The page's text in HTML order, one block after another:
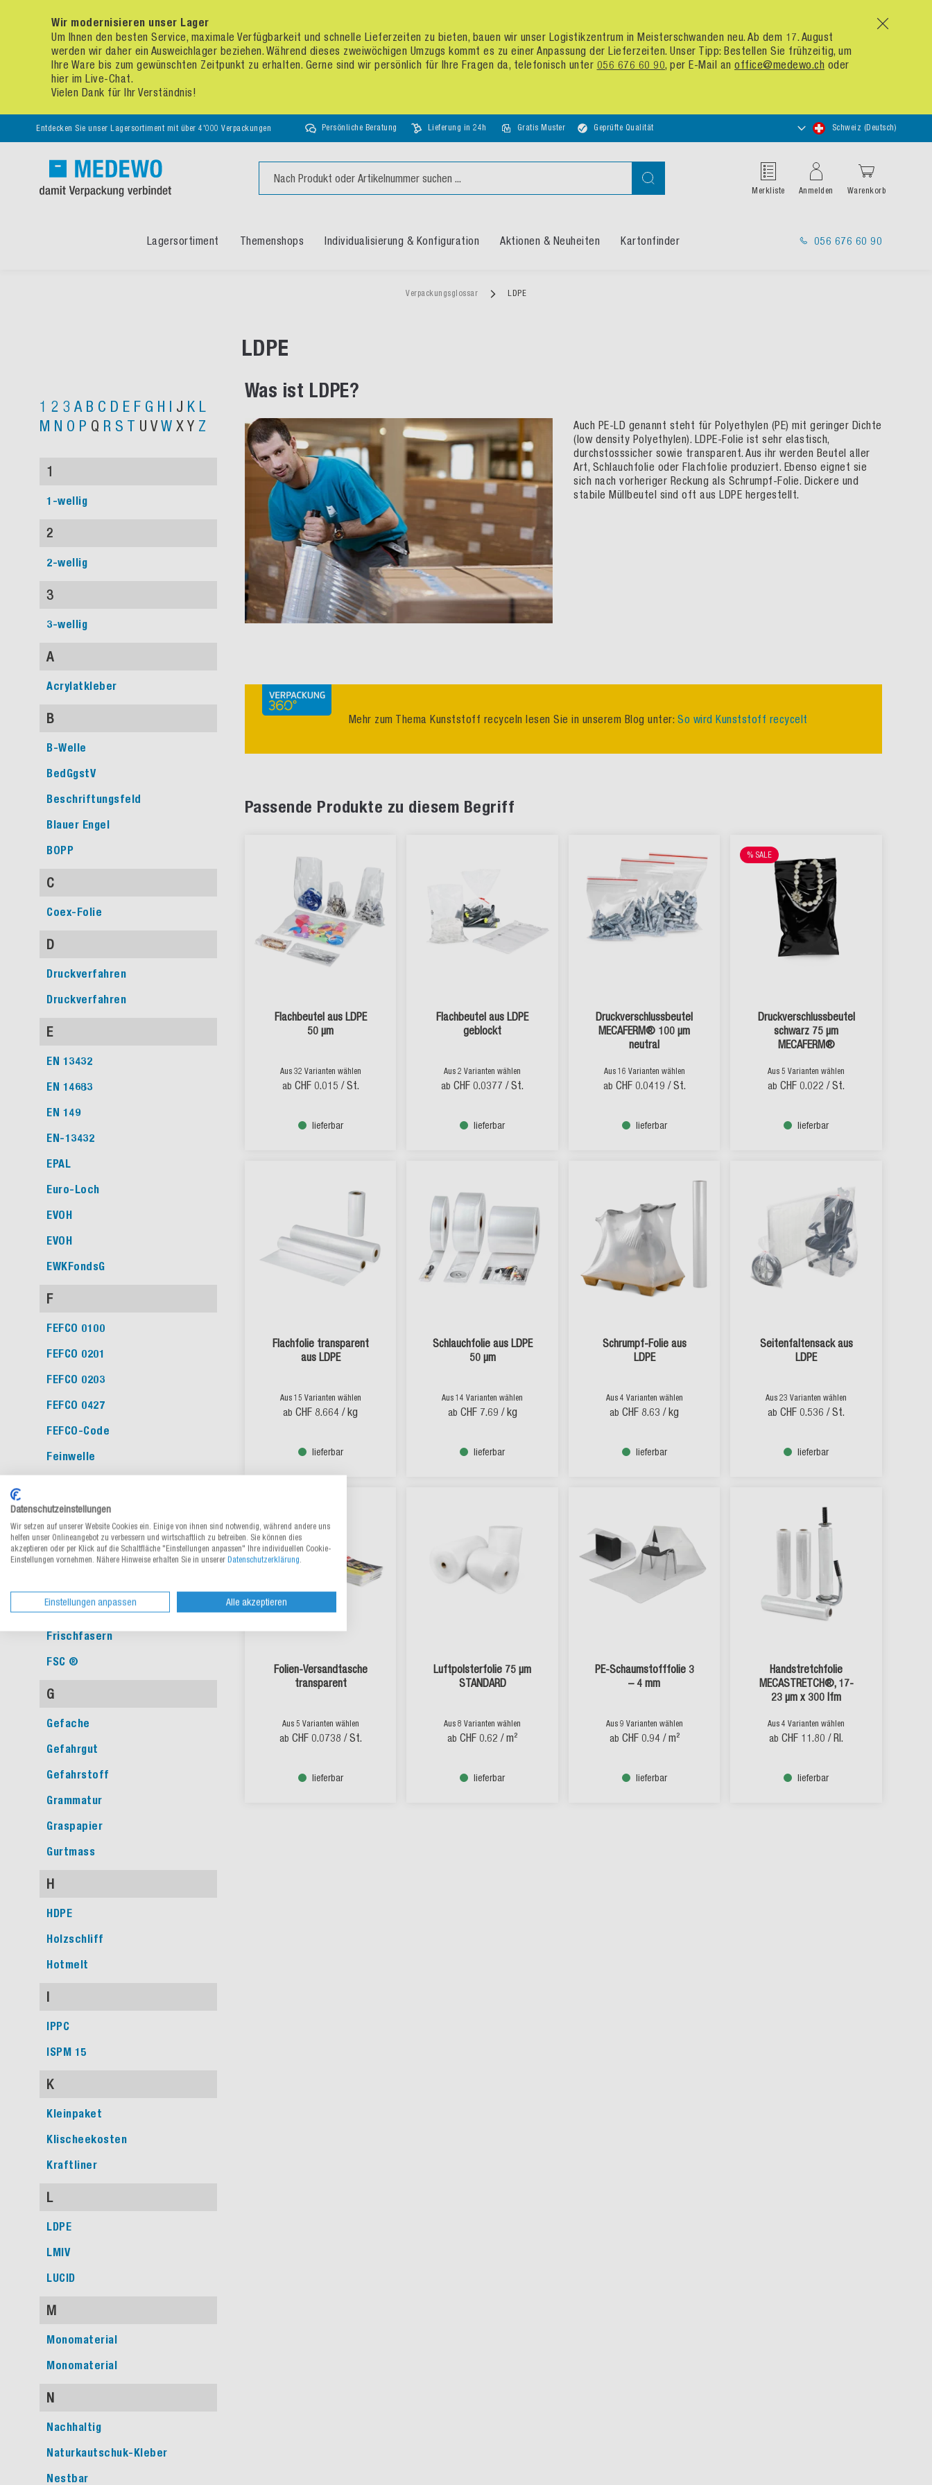
x
Wir modernisieren unser Lager
Um Ihnen den besten Service, maximale Verfügbarkeit und schnelle Lieferzeiten zu bieten, bauen wir unser Logistikzentrum in Meisterschwanden neu. Ab dem 17. August
werden wir daher ein Ausweichlager beziehen. Während dieses zweiwöchigen Umzugs kommt es zu einer Anpassung der Lieferzeiten. Unser Tipp: Bestellen Sie frühzeitig, um
Ihre Ware bis zum gewünschten Zeitpunkt zu erhalten. Gerne sind wir persönlich für Ihre Fragen da, telefonisch unter 056 676 60 90, per E-Mail an office@medewo.ch oder
hier im Live-Chat.
Vielen Dank für Ihr Verständnis!
Entdecken Sie unser Lagersortiment mit über 4'000 Verpackungen Persönliche Beratung Lieferung in 24h Gratis Muster Geprüfte Qualität
Store
auswählen
Schweiz (Deutsch)
Suche
Merkliste Anmelden Warenkorb
Lagersortiment Themenshops Individualisierung & Konfiguration Aktionen & Neuheiten Kartonfinder 056 676 60 90
Verpackungsglossar LDPE
LDPE
Was ist LDPE?
Auch PE-LD genannt steht für Polyethylen (PE) mit geringer Dichte
(low density Polyethylen). LDPE-Folie ist sehr elastisch,
durchstosssicher sowie transparent. Aus ihr werden Beutel aller
Art, Schlauchfolie oder Flachfolie produziert. Ebenso eignet sie
sich nach vorheriger Reckung als Schrumpf-Folie. Dickere und
stabile Müllbeutel sind oft aus LDPE hergestellt.
Mehr zum Thema Kunststoff recyceln lesen Sie in unserem Blog unter: So wird Kunststoff recycelt
Passende Produkte zu diesem Begriff
Flachbeutel aus LDPE
50 µm
Aus 32 Varianten wählen
ab CHF 0.015 / St.
lieferbar
Flachbeutel aus LDPE
geblockt
Aus 2 Varianten wählen
ab CHF 0.0377 / St.
lieferbar
Druckverschlussbeutel
MECAFERM® 100 µm
neutral
Aus 16 Varianten wählen
ab CHF 0.0419 / St.
lieferbar
% SALE
Druckverschlussbeutel
schwarz 75 µm
MECAFERM®
Aus 5 Varianten wählen
ab CHF 0.022 / St.
lieferbar
Flachfolie transparent
aus LDPE
Aus 15 Varianten wählen
ab CHF 8.664 / kg
lieferbar
Schlauchfolie aus LDPE
50 µm
Aus 14 Varianten wählen
ab CHF 7.69 / kg
lieferbar
Schrumpf-Folie aus
LDPE
Aus 4 Varianten wählen
ab CHF 8.63 / kg
lieferbar
Seitenfaltensack aus
LDPE
Aus 23 Varianten wählen
ab CHF 0.536 / St.
lieferbar
Folien-Versandtasche
transparent
Aus 5 Varianten wählen
ab CHF 0.0738 / St.
lieferbar
Luftpolsterfolie 75 µm
STANDARD
Aus 8 Varianten wählen
ab CHF 0.62 / m²
lieferbar
PE-Schaumstofffolie 3
– 4 mm
Aus 9 Varianten wählen
ab CHF 0.94 / m²
lieferbar
Handstretchfolie
MECASTRETCH®, 17-
23 µm x 300 lfm
Aus 4 Varianten wählen
ab CHF 11.80 / Rl.
lieferbar
1 2 3 A B C D E F G H I J K L
M N O P Q R S T U VW XY Z
1
1-wellig
2
2-wellig
3
3-wellig
A
Acrylatkleber
B
B-Welle
BedGgstV
Beschriftungsfeld
Blauer Engel
BOPP
C
Coex-Folie
D
Druckverfahren
Druckverfahren
E
EN 13432
EN 14683
EN 149
EN-13432
EPAL
Euro-Loch
EVOH
EVOH
EWKFondsG
F
FEFCO 0100
FEFCO 0201
FEFCO 0203
FEFCO 0427
FEFCO-Code
Feinwelle
FFP1
FFP2
FFP3
Folienstärke
Frischfasern
FSC ®
G
Gefache
Gefahrgut
Gefahrstoff
Grammatur
Graspapier
Gurtmass
H
HDPE
Holzschliff
Hotmelt
I
IPPC
ISPM 15
K
Kleinpaket
Klischeekosten
Kraftliner
L
LDPE
LMIV
LUCID
M
Monomaterial
Monomaterial
N
Nachhaltig
Naturkautschuk-Kleber
Nestbar
Datenschutzeinstellungen
Wir setzen auf unserer Website Cookies ein. Einige von ihnen sind notwendig, während andere uns
helfen unser Onlineangebot zu verbessern und wirtschaftlich zu betreiben. Sie können dies
akzeptieren oder per Klick auf die Schaltfläche "Einstellungen anpassen" Ihre individuellen Cookie-
Einstellungen vornehmen. Nähere Hinweise erhalten Sie in unserer Datenschutzerklärung.
Einstellungen anpassen Alle akzeptieren